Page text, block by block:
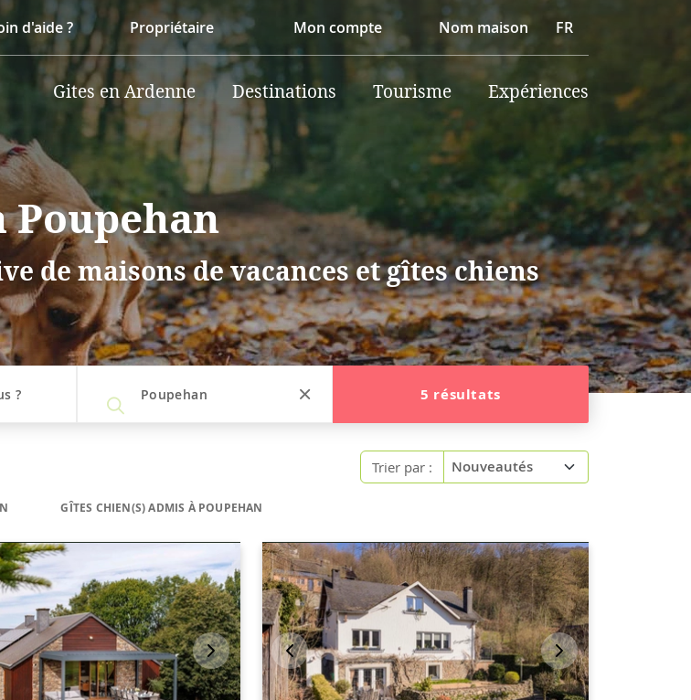
d'aide ? Propriétaire Mon compte Nom maison FR
Gites en Ardenne Destinations Tourisme Expériences
Poupehan
de maisons de vacances et gîtes chiens
? Poupehan 5 résultats
Trier par :
GÎTES CHIEN(S) ADMIS À POUPEHAN